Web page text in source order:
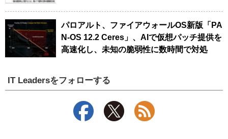
パロアルト、ファイアウォールOS新版「PA
N-OS 12.2 Ceres」、AIで仮想パッチ提供を
高速化し、未知の脆弱性に数時間で対処
IT Leadersをフォローする